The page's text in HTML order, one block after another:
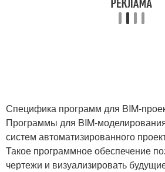
Специфика программ для BIM-
Программы для BIM-
систем автоматизированного
Такое программное обеспечение
чертежи и визуализировать